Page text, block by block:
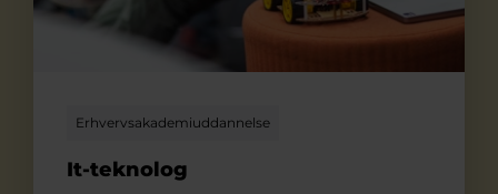
Erhvervsakademiuddannelse
It-teknolog